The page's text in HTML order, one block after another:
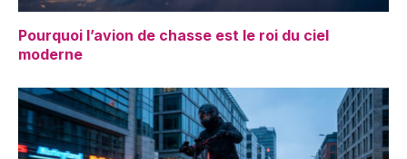
Pourquoi l’avion de chasse est le roi du ciel
moderne